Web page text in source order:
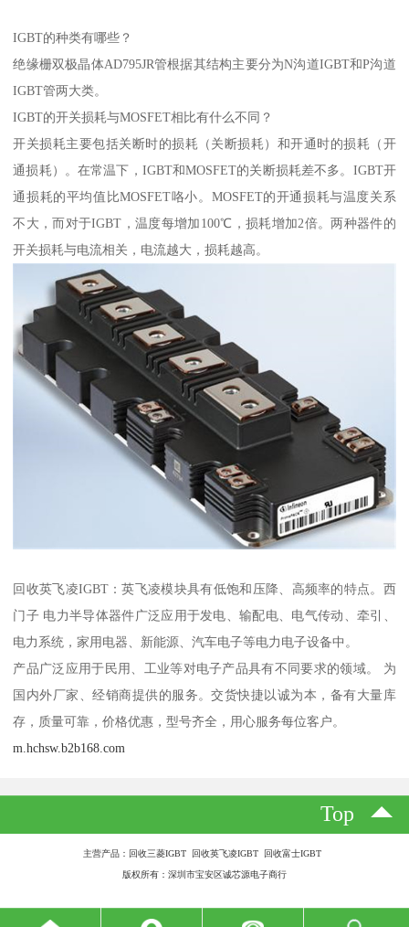
IGBT的种类有哪些？
绝缘栅双极晶体AD795JR管根据其结构主要分为N沟道IGBT和P沟道
IGBT管两大类。
IGBT的开关损耗与MOSFET相比有什么不同？
开关损耗主要包括关断时的损耗（关断损耗）和开通时的损耗（开
通损耗）。在常温下，IGBT和MOSFET的关断损耗差不多。IGBT开
通损耗的平均值比MOSFET咯小。MOSFET的开通损耗与温度关系
不大，而对于IGBT，温度每增加100℃，损耗增加2倍。两种器件的
开关损耗与电流相关，电流越大，损耗越高。
回收英飞凌IGBT：英飞凌模块具有低饱和压降、高频率的特点。西
门子 电力半导体器件广泛应用于发电、输配电、电气传动、牵引、
电力系统，家用电器、新能源、汽车电子等电力电子设备中。
产品广泛应用于民用、工业等对电子产品具有不同要求的领域。 为
国内外厂家、经销商提供的服务。交货快捷以诚为本，备有大量库
存，质量可靠，价格优惠，型号齐全，用心服务每位客户。
m.hchsw.b2b168.com
Top
主营产品：回收三菱IGBT 回收英飞凌IGBT 回收富士IGBT
版权所有：深圳市宝安区诚芯源电子商行